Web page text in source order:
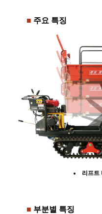
■ 주요 특징
리프트
■ 부분별 특징